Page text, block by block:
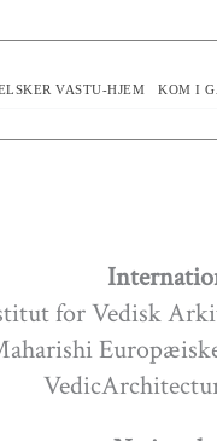
VASTU-HJEM KOM I
for Vedisk